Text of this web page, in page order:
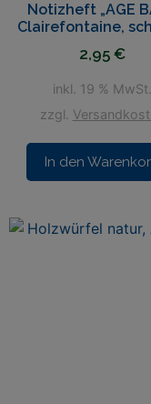
Notizheft „AGE
Clairefontaine,
2,95 €
inkl. 19 % MwSt.
zzgl.
In den